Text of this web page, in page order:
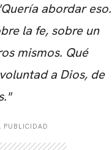
abordar eso.
la fe, sobre un
mismos. Qué
a Dios, de
PUBLICIDAD